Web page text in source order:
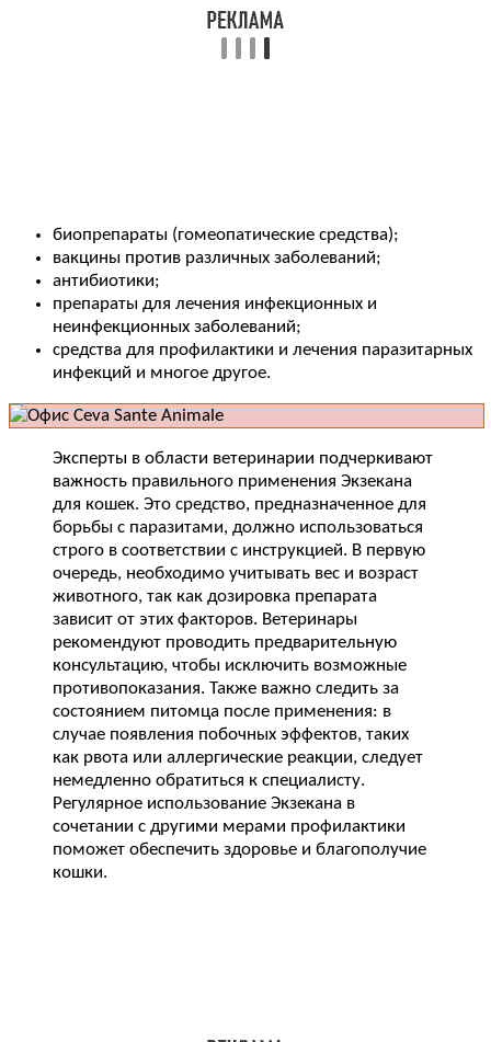
биопрепараты (гомеопатические средства);
вакцины против различных заболеваний;
антибиотики;
препараты для лечения инфекционных и
неинфекционных заболеваний;
средства для профилактики и лечения паразитарных
инфекций и многое другое.
Эксперты в области ветеринарии подчеркивают
важность правильного применения Экзекана
для кошек. Это средство, предназначенное для
борьбы с паразитами, должно использоваться
строго в соответствии с инструкцией. В первую
очередь, необходимо учитывать вес и возраст
животного, так как дозировка препарата
зависит от этих факторов. Ветеринары
рекомендуют проводить предварительную
консультацию, чтобы исключить возможные
противопоказания. Также важно следить за
состоянием питомца после применения: в
случае появления побочных эффектов, таких
как рвота или аллергические реакции, следует
немедленно обратиться к специалисту.
Регулярное использование Экзекана в
сочетании с другими мерами профилактики
поможет обеспечить здоровье и благополучие
кошки.